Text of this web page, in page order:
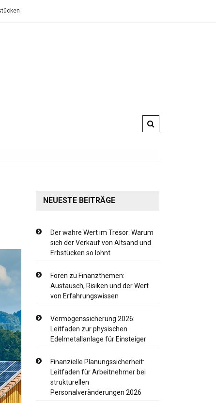
NEUESTE BEITRÄGE
Der wahre Wert im Tresor: Warum
sich der Verkauf von Altsand und
Erbstücken so lohnt
Foren zu Finanzthemen:
Austausch, Risiken und der Wert
von Erfahrungswissen
Vermögenssicherung 2026:
Leitfaden zur physischen
Edelmetallanlage für Einsteiger
Finanzielle Planungssicherheit:
Leitfaden für Arbeitnehmer bei
strukturellen
Personalveränderungen 2026